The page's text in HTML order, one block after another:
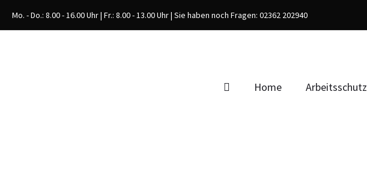
Mo. - Do.: 8.00 - 16.00 Uhr | Fr.: 8.00 - 13.00 Uhr | Sie haben noch Fragen: 02362 202940
Home Arbeitsschutz